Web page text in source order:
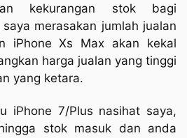
kekurangan stok bagi
merasakan jumlah jualan
iPhone Xs Max akan kekal
harga jualan yang tinggi
yang ketara.
iPhone 7/Plus nasihat saya,
stok masuk dan anda